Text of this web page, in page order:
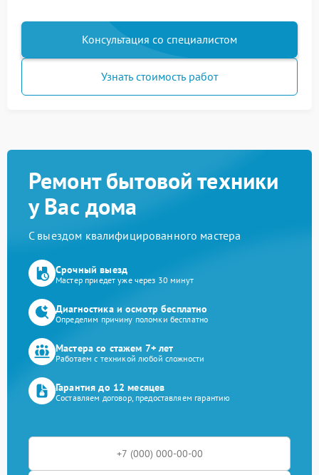
Консультация со специалистом
Узнать стоимость работ
Ремонт бытовой техники
у Вас дома
С выездом квалифицированного мастера
Срочный выезд
Мастер приедет уже через 30 минут
Диагностика и осмотр бесплатно
Определим причину поломки бесплатно
Мастера со стажем 7+ лет
Работаем с техникой любой сложности
Гарантия до 12 месяцев
Составляем договор, предоставляем гарантию